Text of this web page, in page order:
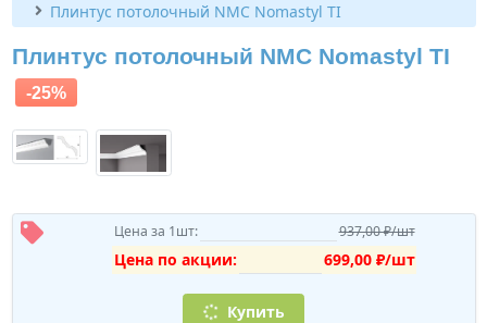
Плинтус потолочный NMC Nomastyl TI
Плинтус потолочный NMC Nomastyl TI
-25%
Цена за 1шт: 937,00 ₽/шт
Цена по акции: 699,00 ₽/шт
Купить